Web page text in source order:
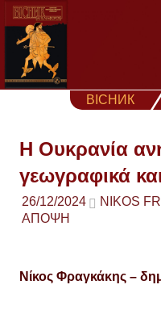
Skip
content
ВІСНИК
Η Ουκρανία
γεωγραφικά
26/12/2024 NIKOS
ΑΠΟΨΗ
Νίκος Φραγκάκης –